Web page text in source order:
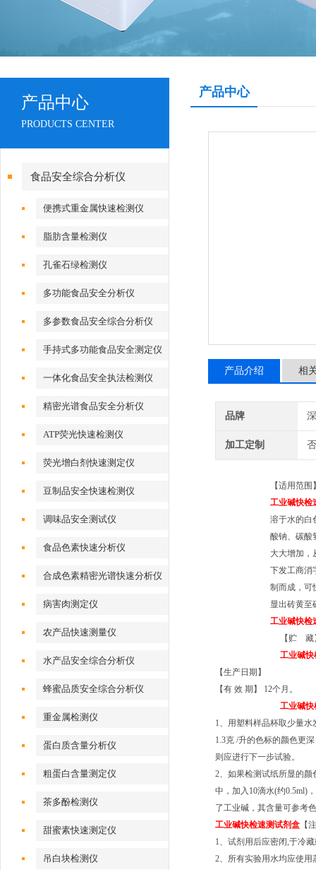
产品中心
PRODUCTS CENTER
食品安全综合分析仪
便携式重金属快速检测仪
脂肪含量检测仪
孔雀石绿检测仪
多功能食品安全分析仪
多参数食品安全综合分析仪
手持式多功能食品安全测定仪
一体化食品安全执法检测仪
精密光谱食品安全分析仪
ATP荧光快速检测仪
荧光增白剂快速测定仪
豆制品安全快速检测仪
调味品安全测试仪
食品色素快速分析仪
合成色素精密光谱快速分析仪
病害肉测定仪
农产品快速测量仪
水产品安全综合分析仪
蜂蜜品质安全综合分析仪
重金属检测仪
蛋白质含量分析仪
粗蛋白含量测定仪
茶多酚检测仪
甜蜜素快速测定仪
吊白块检测仪
产品中心
产品介绍 相
品牌
加工定制 否
【适用范
工业碱快检
溶于水的白
酸钠、碳酸
大大增加，
下发工商消
制而成， 可
显出砖黄至
工业碱快检
【贮 藏
工业碱
【生产日期】
【有 效 期】 12个月。
工业碱
1、用塑料样品杯取少量水
1.3克 /升的色标的颜色更
则应进行下一步试验。
2、如果检测试纸所显的颜
中，加入10滴水(约0.5ml)
了工业碱，其含量可参考
工业碱快检速测试剂盒 【
1、试剂用后应密闭,于冷
2、所有实验用水均应使用